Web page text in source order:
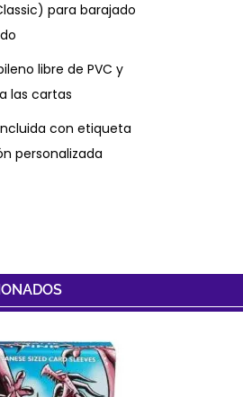
para barajado
libre de PVC y
las cartas
con etiqueta
personalizada